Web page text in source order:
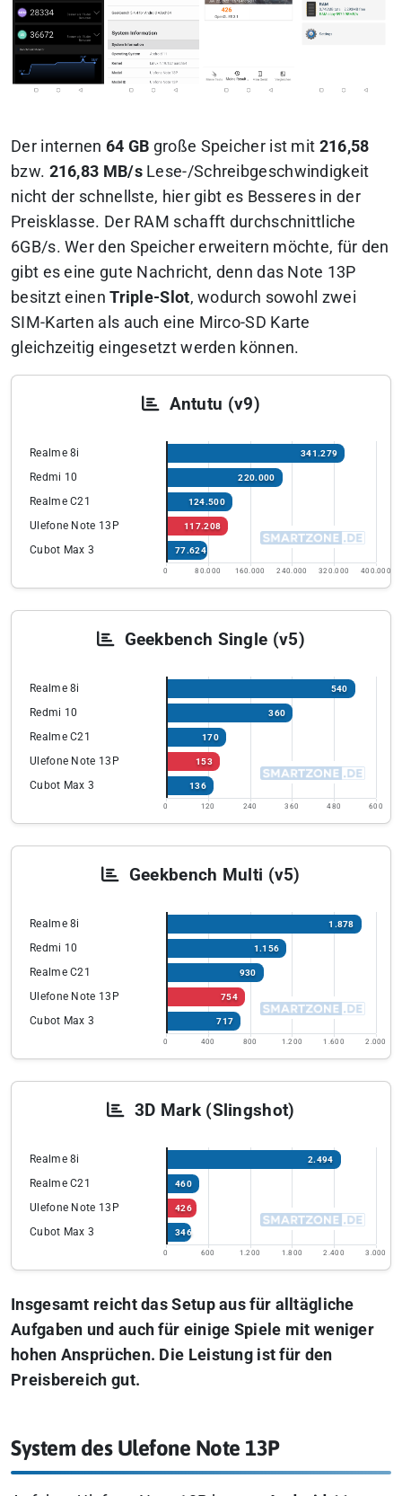
Der internen 64 GB große Speicher ist mit 216,58
bzw. 216,83 MB/sLese-/Schreibgeschwindigkeit
nicht der schnellste, hier gibt es Besseres in der
Preisklasse. Der RAM schafft durchschnittliche
6GB/s. Wer den Speicher erweitern möchte, für den
gibt es eine gute Nachricht, denn das Note 13P
besitzt einenTriple-Slot, wodurch sowohl zwei
SIM-Karten als auch eine Mirco-SD Karte
gleichzeitig eingesetzt werden können.
Antutu (v9)
Realme 8i 341.279
Redmi 10 220.000
Realme C21 124.500
Ulefone Note 13P 117.208
Cubot Max 3 77.624
0 80.000 160.000 240.000 320.000 400.000
Geekbench Single (v5)
Realme 8i 540
Redmi 10 360
Realme C21 170
Ulefone Note 13P 153
Cubot Max 3 136
0 120 240 360 480 600
Geekbench Multi (v5)
Realme 8i 1.878
Redmi 10 1.156
Realme C21 930
Ulefone Note 13P 754
Cubot Max 3 717
0 400 800 1.200 1.600 2.000
3D Mark (Slingshot)
Realme 8i 2.494
Realme C21 460
Ulefone Note 13P 426
Cubot Max 3 346
0 600 1.200 1.800 2.400 3.000
Insgesamt reicht das Setup aus für alltägliche
Aufgaben und auch für einige Spiele mit weniger
hohen Ansprüchen. Die Leistung ist für den
Preisbereich gut.
System des Ulefone Note 13P